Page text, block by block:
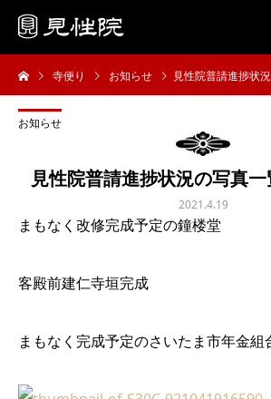
寺便り お知らせ 見性院普請進捗状
お知らせ
見性院普請進捗状況の写真一
2021.4.19
まもなく改修完成予定の鐘楼堂
客殿前建仁寺垣完成
まもなく完成予定のさいたま市年金組